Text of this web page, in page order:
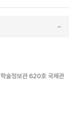
술정보관 620호 국제관